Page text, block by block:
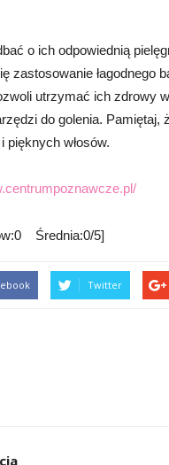
o ich odpowiednią
zastosowanie łagodnego
utrzymać ich zdrowy
do golenia. Pamiętaj,
włosów.
Średnia:0/5]
Twitter